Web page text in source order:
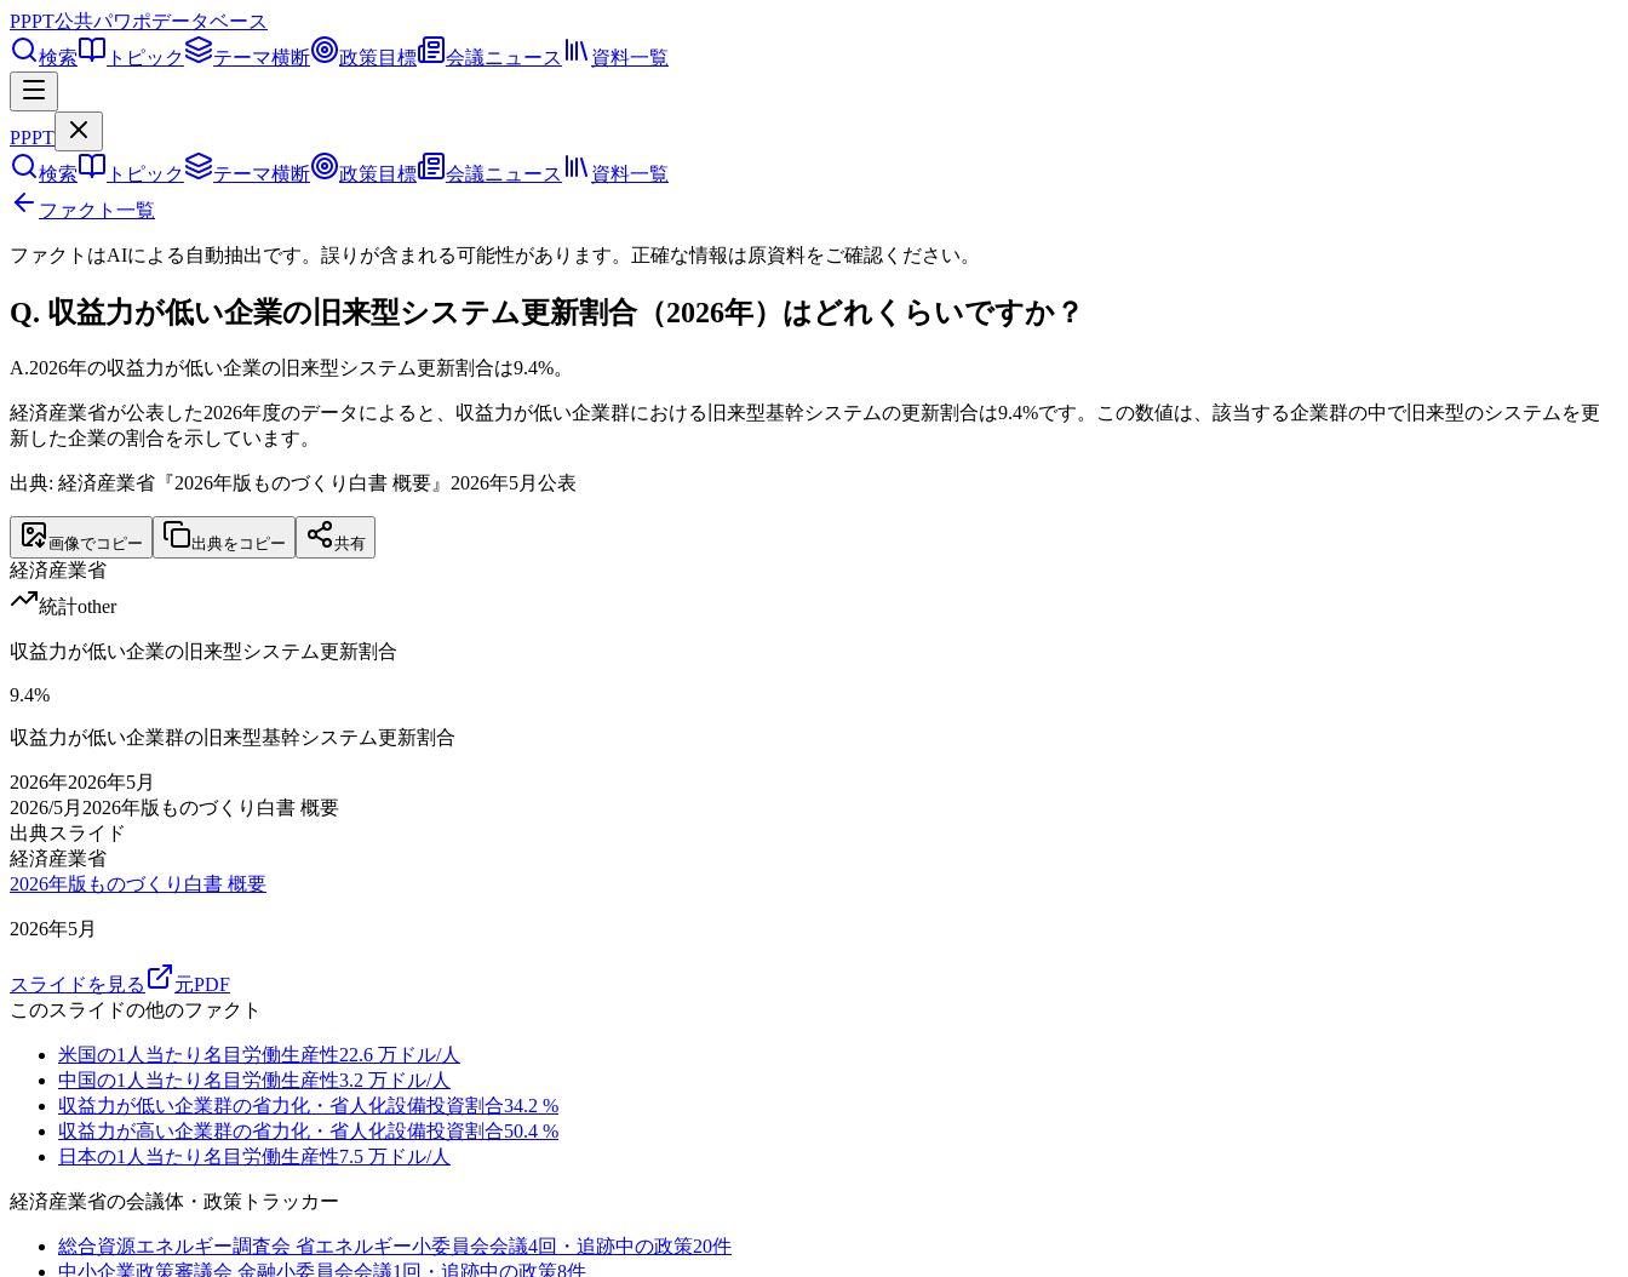
PPPT公共パワポデータベース
検索
トピック テーマ横断 政策目標 会議ニュース 資料一覧
PPPT
検索
トピック テーマ横断 政策目標 会議ニュース
資料一覧
ファクト一覧
ファクトはAIによる自動抽出です。誤りが含まれる可能性があります。正確な情報は原資料をご確認ください。
Q. 収益力が低い企業の旧来型システム更新割合（2026年）はどれくらいですか？
A.2026年の収益力が低い企業の旧来型システム更新割合は9.4%。
経済産業省が公表した2026年度のデータによると、収益力が低い企業群における旧来型基幹システムの更新割合は9.4%です。この数値は、該当する企業群の中で旧来型のシステムを更
新した企業の割合を示しています。
出典: 経済産業省『2026年版ものづくり白書 概要』2026年5月公表
画像でコピー 出典をコピー 共有
経済産業省
統計other
収益力が低い企業の旧来型システム更新割合
9.4%
収益力が低い企業群の旧来型基幹システム更新割合
2026年2026年5月
2026/5月 2026年版ものづくり白書 概要
出典スライド
経済産業省
2026年版ものづくり白書 概要
2026年5月
スライドを見る
元PDF
このスライドの他のファクト
米国の1人当たり名目労働生産性22.6 万ドル/人
中国の1人当たり名目労働生産性3.2 万ドル/人
収益力が低い企業群の省力化・省人化設備投資割合34.2 %
収益力が高い企業群の省力化・省人化設備投資割合50.4 %
日本の1人当たり名目労働生産性7.5 万ドル/人
経済産業省の会議体・政策トラッカー
総合資源エネルギー調査会 省エネルギー小委員会会議4回・追跡中の政策20件
中小企業政策審議会 金融小委員会会議1 回・追跡中の政策8件